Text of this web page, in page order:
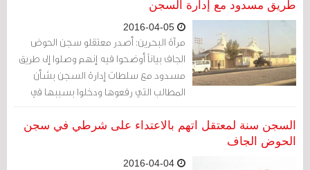
طريق مسدود مع إدارة السجن
مرآة البحرين: أصدر معتقلو سجن الحوض
الجاف بياناً أوضحوا فيه إنهم وصلوا إلى طريق
مسدود مع سلطات إدارة السجن بشأن
المطالب التي رفعوها ودخلوا بسببها في
إضراب عن الطعام لما يقارب الشهر.
السجن سنة لمعتقل اتهم بالاعتداء على شرطي في سجن
الحوض الجاف